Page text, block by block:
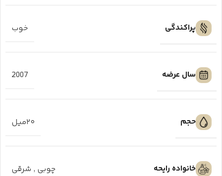
پراکندگی خوب
سال عرضه 2007
حجم ۲۰میل
خانواده رایحه چوبی , شرقی